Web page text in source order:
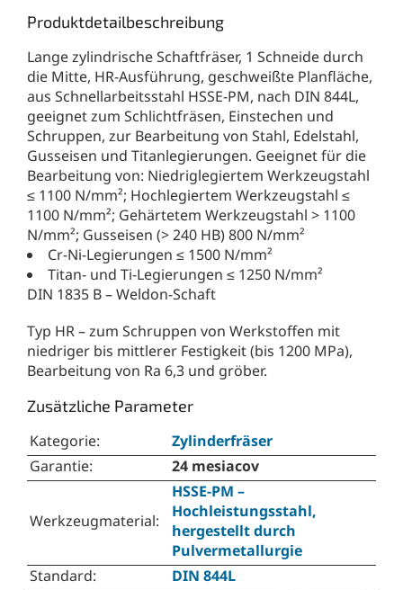
Produktdetailbeschreibung
Lange zylindrische Schaftfräser, 1 Schneide durch
die Mitte, HR-Ausführung, geschweißte Planfläche,
aus Schnellarbeitsstahl HSSE-PM, nach DIN 844L,
geeignet zum Schlichtfräsen, Einstechen und
Schruppen, zur Bearbeitung von Stahl, Edelstahl,
Gusseisen und Titanlegierungen. Geeignet für die
Bearbeitung von: Niedriglegiertem Werkzeugstahl
≤ 1100 N/mm²; Hochlegiertem Werkzeugstahl ≤
1100 N/mm²; Gehärtetem Werkzeugstahl > 1100
N/mm²; Gusseisen (> 240 HB) 800 N/mm²
Cr-Ni-Legierungen ≤ 1500 N/mm²
Titan- und Ti-Legierungen ≤ 1250 N/mm²
DIN 1835 B – Weldon-Schaft
Typ HR – zum Schruppen von Werkstoffen mit
niedriger bis mittlerer Festigkeit (bis 1200 MPa),
Bearbeitung von Ra 6,3 und gröber.
Zusätzliche Parameter
Kategorie:
Zylinderfräser
Garantie: 24 mesiacov
Werkzeugmaterial:
HSSE-PM –
Hochleistungsstahl,
hergestellt durch
Pulvermetallurgie
Standard:
DIN 844L